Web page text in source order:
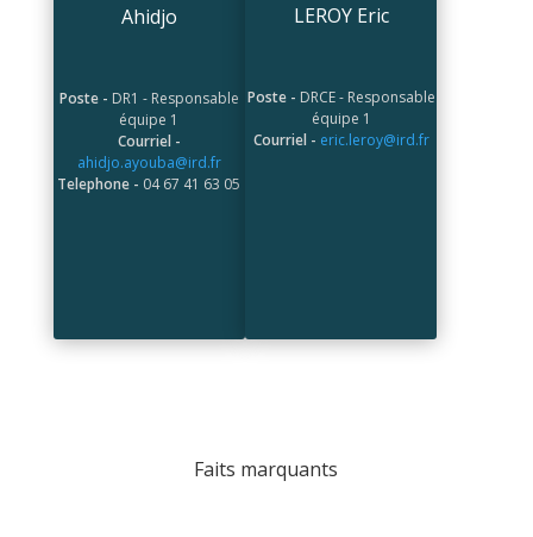
Ahidjo
Poste - DR1 - Responsable
équipe 1
Courriel -
ahidjo.ayouba@ird.fr
Telephone - 04 67 41 63 05
LEROY Eric
Poste - DRCE - Responsable
équipe 1
Courriel - eric.leroy@ird.fr
Faits marquants